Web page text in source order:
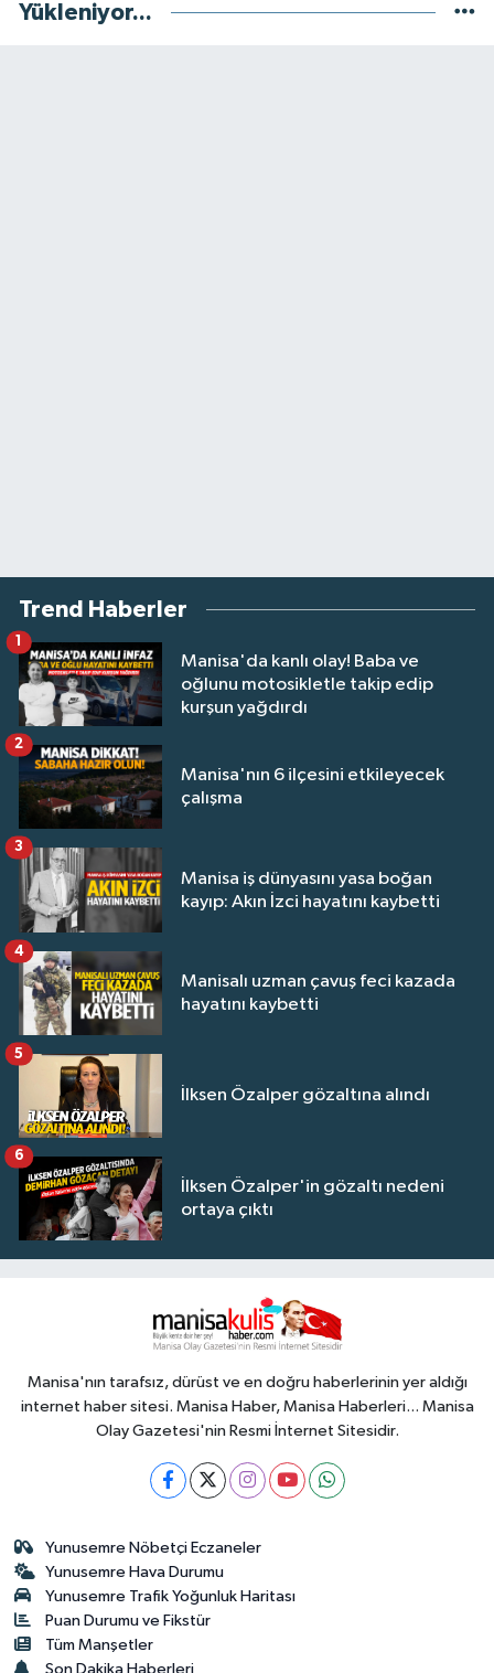
Yükleniyor...
Trend Haberler
Manisa'da kanlı olay! Baba ve
oğlunu motosikletle takip edip
kurşun yağdırdı
Manisa'nın 6 ilçesini etkileyecek
çalışma
2
Manisa iş dünyasını yasa boğan
kayıp: Akın İzci hayatını kaybetti
3
Manisalı uzman çavuş feci kazada
hayatını kaybetti
4
İlksen Özalper gözaltına alındı
5
İlksen Özalper'in gözaltı nedeni
ortaya çıktı
6
Manisa'nın tarafsız, dürüst ve en doğru haberlerinin yer aldığı
internet haber sitesi. Manisa Haber, Manisa Haberleri... Manisa
Olay Gazetesi'nin Resmi İnternet Sitesidir.
Yunusemre Nöbetçi Eczaneler
Yunusemre Hava Durumu
Yunusemre Trafik Yoğunluk Haritası
Puan Durumu ve Fikstür
Tüm Manşetler
Son Dakika Haberleri